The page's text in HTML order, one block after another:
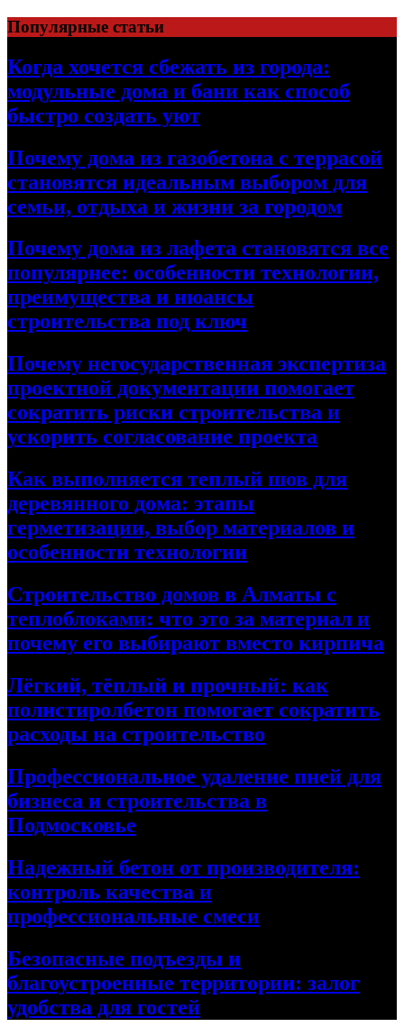
Перейти
к
содержимому
Популярные статьи
Когда хочется сбежать из города:
модульные дома и бани как способ
быстро создать уют
Почему дома из газобетона с террасой
становятся идеальным выбором для
семьи, отдыха и жизни за городом
Почему дома из лафета становятся все
популярнее: особенности технологии,
преимущества и нюансы
строительства под ключ
Почему негосударственная экспертиза
проектной документации помогает
сократить риски строительства и
ускорить согласование проекта
Как выполняется теплый шов для
деревянного дома: этапы
герметизации, выбор материалов и
особенности технологии
Строительство домов в Алматы с
теплоблоками: что это за материал и
почему его выбирают вместо кирпича
Лёгкий, тёплый и прочный: как
полистиролбетон помогает сократить
расходы на строительство
Профессиональное удаление пней для
бизнеса и строительства в
Подмосковье
Надежный бетон от производителя:
контроль качества и
профессиональные смеси
Безопасные подъезды и
благоустроенные территории: залог
удобства для гостей